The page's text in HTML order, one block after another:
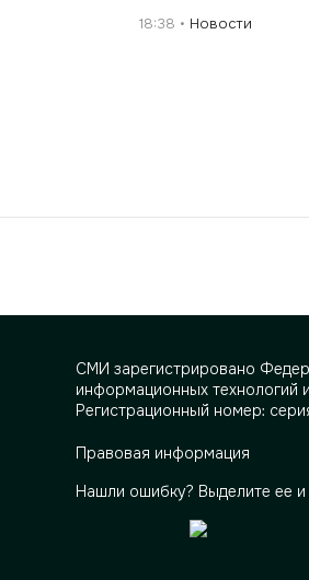
18:38 Новости
СМИ зарегистрировано
информационных технологий
Регистрационный номер:
Правовая информация
Нашли ошибку? Выделите ее